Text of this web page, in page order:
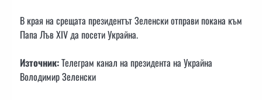
В края на срещата президентът Зеленски отправи покана към
Папа Лъв XIV да посети Украйна.
Източник:Телеграм канал на президента на Украйна
Володимир Зеленски